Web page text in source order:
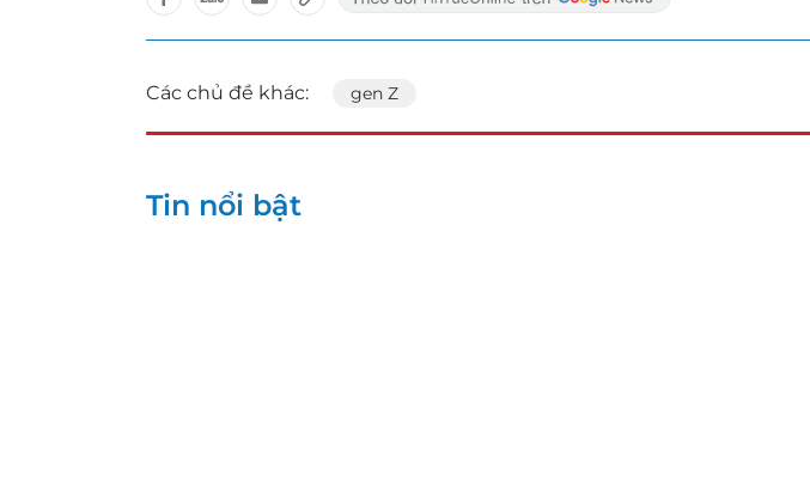
Các chủ đề khác: gen Z
Tin nổi bật